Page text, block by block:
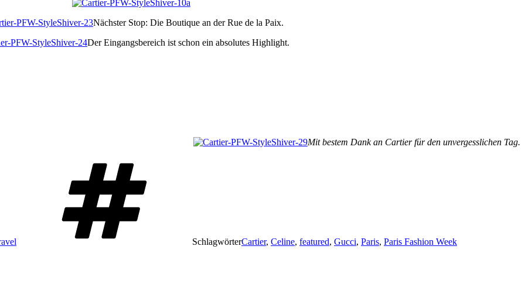
Nächster Stop: Die Boutique an der Rue de la Paix.
Der Eingangsbereich ist schon ein absolutes Highlight.
Mit bestem Dank an Cartier für den unvergesslichen Tag.
SchlagwörterCartier, Celine, featured, Gucci, Paris, Paris Fashion Week